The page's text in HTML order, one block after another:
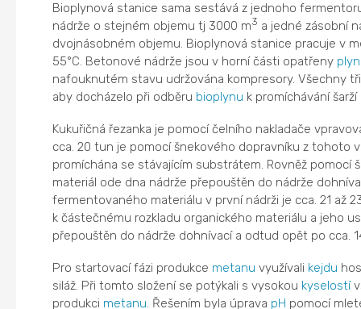
Bioplynová stanice sama sestává z jednoho
nádrže o stejném objemu tj 3000 m3 a jedné zásobní
dvojnásobném objemu. Bioplynová stanice pracuje v
55°C. Betonové nádrže jsou v horní části opatřeny
nafouknutém stavu udržována kompresory. Všechny
aby docházelo při odběru bioplynu k promíchávání
Kukuřičná řezanka je pomocí čelního nakladače
cca. 20 tun je pomocí šnekového dopravníku z tohoto
promíchána se stávajícím substrátem. Rovněž
materiál ode dna nádrže přepouštěn do nádrže
fermentovaného materiálu v první nádrži je cca. 21 až
k částečnému rozkladu organického materiálu a jeho
přepouštěn do nádrže dohnívací a odtud opět po cca.
Pro startovací fázi produkce metanu využívali kejdu
siláž. Při tomto složení se potýkali s vysokou kyselostí
produkci metanu. Řešením byla úprava pH pomocí